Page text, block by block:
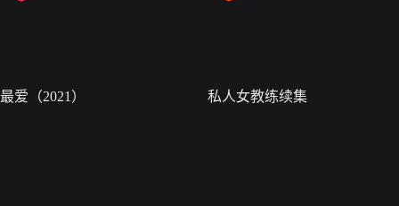
最爱（2021） 私人女教练续集